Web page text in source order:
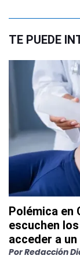
TE PUEDE
Polémica en
escuchen
acceder a
PorRedacción